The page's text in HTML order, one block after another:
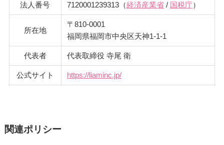
法人番号 7120001239313（経済産業省 / 国税庁）
所在地
〒810-0001
福岡県福岡市中央区天神1-1-1
代表者 代表取締役 寺尾 衛
公式サイト https://liaminc.jp/
関連ポリシー